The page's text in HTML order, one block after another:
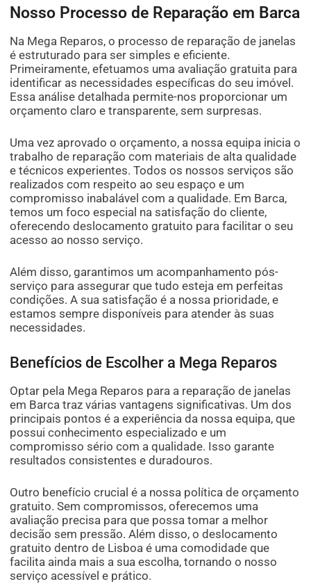
Nosso Processo de Reparação em Barca
Na Mega Reparos, o processo de reparação de janelas
é estruturado para ser simples e eficiente.
Primeiramente, efetuamos uma avaliação gratuita para
identificar as necessidades específicas do seu imóvel.
Essa análise detalhada permite-nos proporcionar um
orçamento claro e transparente, sem surpresas.
Uma vez aprovado o orçamento, a nossa equipa inicia o
trabalho de reparação com materiais de alta qualidade
e técnicos experientes. Todos os nossos serviços são
realizados com respeito ao seu espaço e um
compromisso inabalável com a qualidade. Em Barca,
temos um foco especial na satisfação do cliente,
oferecendo deslocamento gratuito para facilitar o seu
acesso ao nosso serviço.
Além disso, garantimos um acompanhamento pós-
serviço para assegurar que tudo esteja em perfeitas
condições. A sua satisfação é a nossa prioridade, e
estamos sempre disponíveis para atender às suas
necessidades.
Benefícios de Escolher a Mega Reparos
Optar pela Mega Reparos para a reparação de janelas
em Barca traz várias vantagens significativas. Um dos
principais pontos é a experiência da nossa equipa, que
possui conhecimento especializado e um
compromisso sério com a qualidade. Isso garante
resultados consistentes e duradouros.
Outro benefício crucial é a nossa política de orçamento
gratuito. Sem compromissos, oferecemos uma
avaliação precisa para que possa tomar a melhor
decisão sem pressão. Além disso, o deslocamento
gratuito dentro de Lisboa é uma comodidade que
facilita ainda mais a sua escolha, tornando o nosso
serviço acessível e prático.